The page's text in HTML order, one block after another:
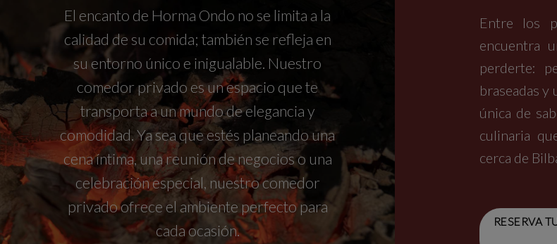
El encanto de Horma Ondo no se limita a la
calidad de su comida; también se refleja en
su entorno único e inigualable. Nuestro
comedor privado es un espacio que te
transporta a un mundo de elegancia y
comodidad. Ya sea que estés planeando una
cena íntima, una reunión de negocios o una
celebración especial, nuestro comedor
privado ofrece el ambiente perfecto para
cada ocasión.
Entre los
encuentra
perderte:
braseadas y
única de
culinaria
cerca de
RESERVA